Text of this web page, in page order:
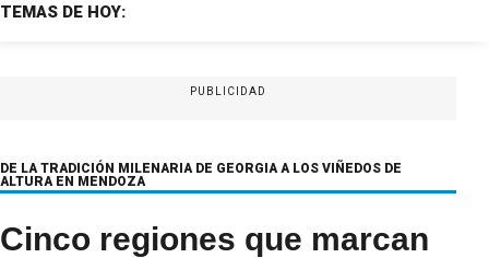
TEMAS DE HOY:
PUBLICIDAD
DE LA TRADICIÓN MILENARIA DE GEORGIA A LOS VIÑEDOS DE
ALTURA EN MENDOZA
Cinco regiones que marcan